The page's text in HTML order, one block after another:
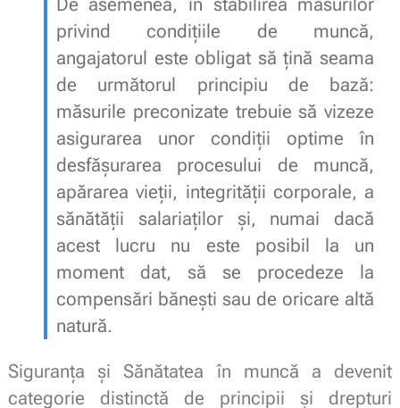
De asemenea, în stabilirea măsurilor
privind condiţiile de muncă,
angajatorul este obligat să țină seama
de următorul principiu de bază:
măsurile preconizate trebuie să vizeze
asigurarea unor condiţii optime în
desfăşurarea procesului de muncă,
apărarea vieţii, integrităţii corporale, a
sănătăţii salariaţilor şi, numai dacă
acest lucru nu este posibil la un
moment dat, să se procedeze la
compensări băneşti sau de oricare altă
natură.
Siguranța și Sănătatea în muncă a devenit
categorie distinctă de principii și drepturi